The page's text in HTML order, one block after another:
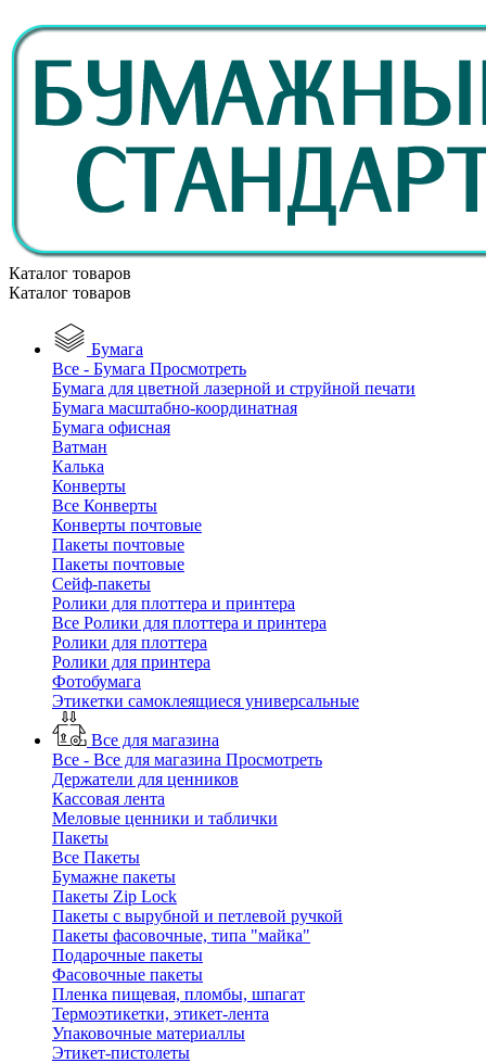
Каталог товаров
Каталог товаров
Бумага
Все - Бумага Просмотреть
Бумага для цветной лазерной и струйной печати
Бумага масштабно-координатная
Бумага офисная
Ватман
Калька
Конверты
Все Конверты
Конверты почтовые
Пакеты почтовые
Пакеты почтовые
Сейф-пакеты
Ролики для плоттера и принтера
Все Ролики для плоттера и принтера
Ролики для плоттера
Ролики для принтера
Фотобумага
Этикетки самоклеящиеся универсальные
Все для магазина
Все - Все для магазина Просмотреть
Держатели для ценников
Кассовая лента
Меловые ценники и таблички
Пакеты
Все Пакеты
Бумажне пакеты
Пакеты Zip Lock
Пакеты с вырубной и петлевой ручкой
Пакеты фасовочные, типа "майка"
Подарочные пакеты
Фасовочные пакеты
Пленка пищевая, пломбы, шпагат
Термоэтикетки, этикет-лента
Упаковочные материаллы
Этикет-пистолеты